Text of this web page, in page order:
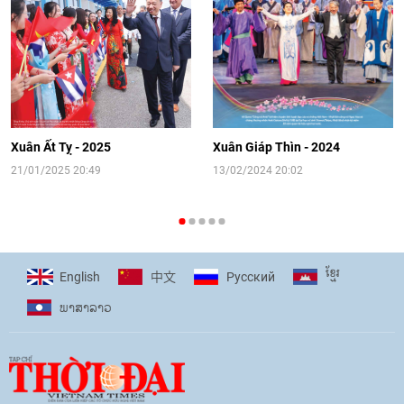
sinh Việt Nam tại trại hè Artek
14:41|12/06/2026
[Video] Đối ngoại nhân dân Thủ đô
hướng tới kết nối hiệu quả nguồn lực
người Việt Nam ở nước ngoài
16:58|10/06/2026
cùng thanh thiếu nhi tiên phong ứng
phó với biến đổi khí hậu
17:07|09/06/2026
[Video] Lào dành ưu tiên hàng đầu cho
quan hệ với Việt Nam
Xuân Ất Tỵ - 2025
21/01/2025 20:49
Xuân Giáp Thìn - 2024
13/02/2024 20:02
English 中文 Pусский ខ្មែរ
ພາ​ສາ​ລາວ